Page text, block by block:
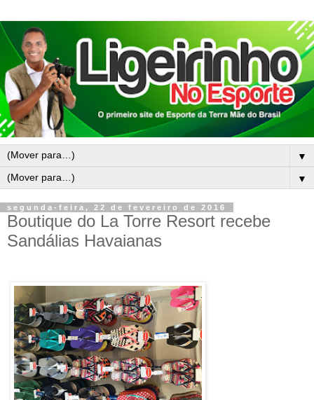
▼
▼
segunda-feira, 22 de fevereiro de 2016
Boutique do La Torre Resort recebe
Sandálias Havaianas